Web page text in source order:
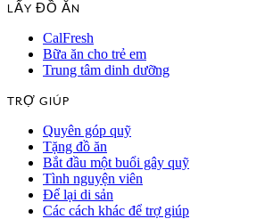
LẤY ĐỒ ĂN
CalFresh
Bữa ăn cho trẻ em
Trung tâm dinh dưỡng
TRỢ GIÚP
Quyên góp quỹ
Tặng đồ ăn
Bắt đầu một buổi gây quỹ
Tình nguyện viên
Để lại di sản
Các cách khác để trợ giúp